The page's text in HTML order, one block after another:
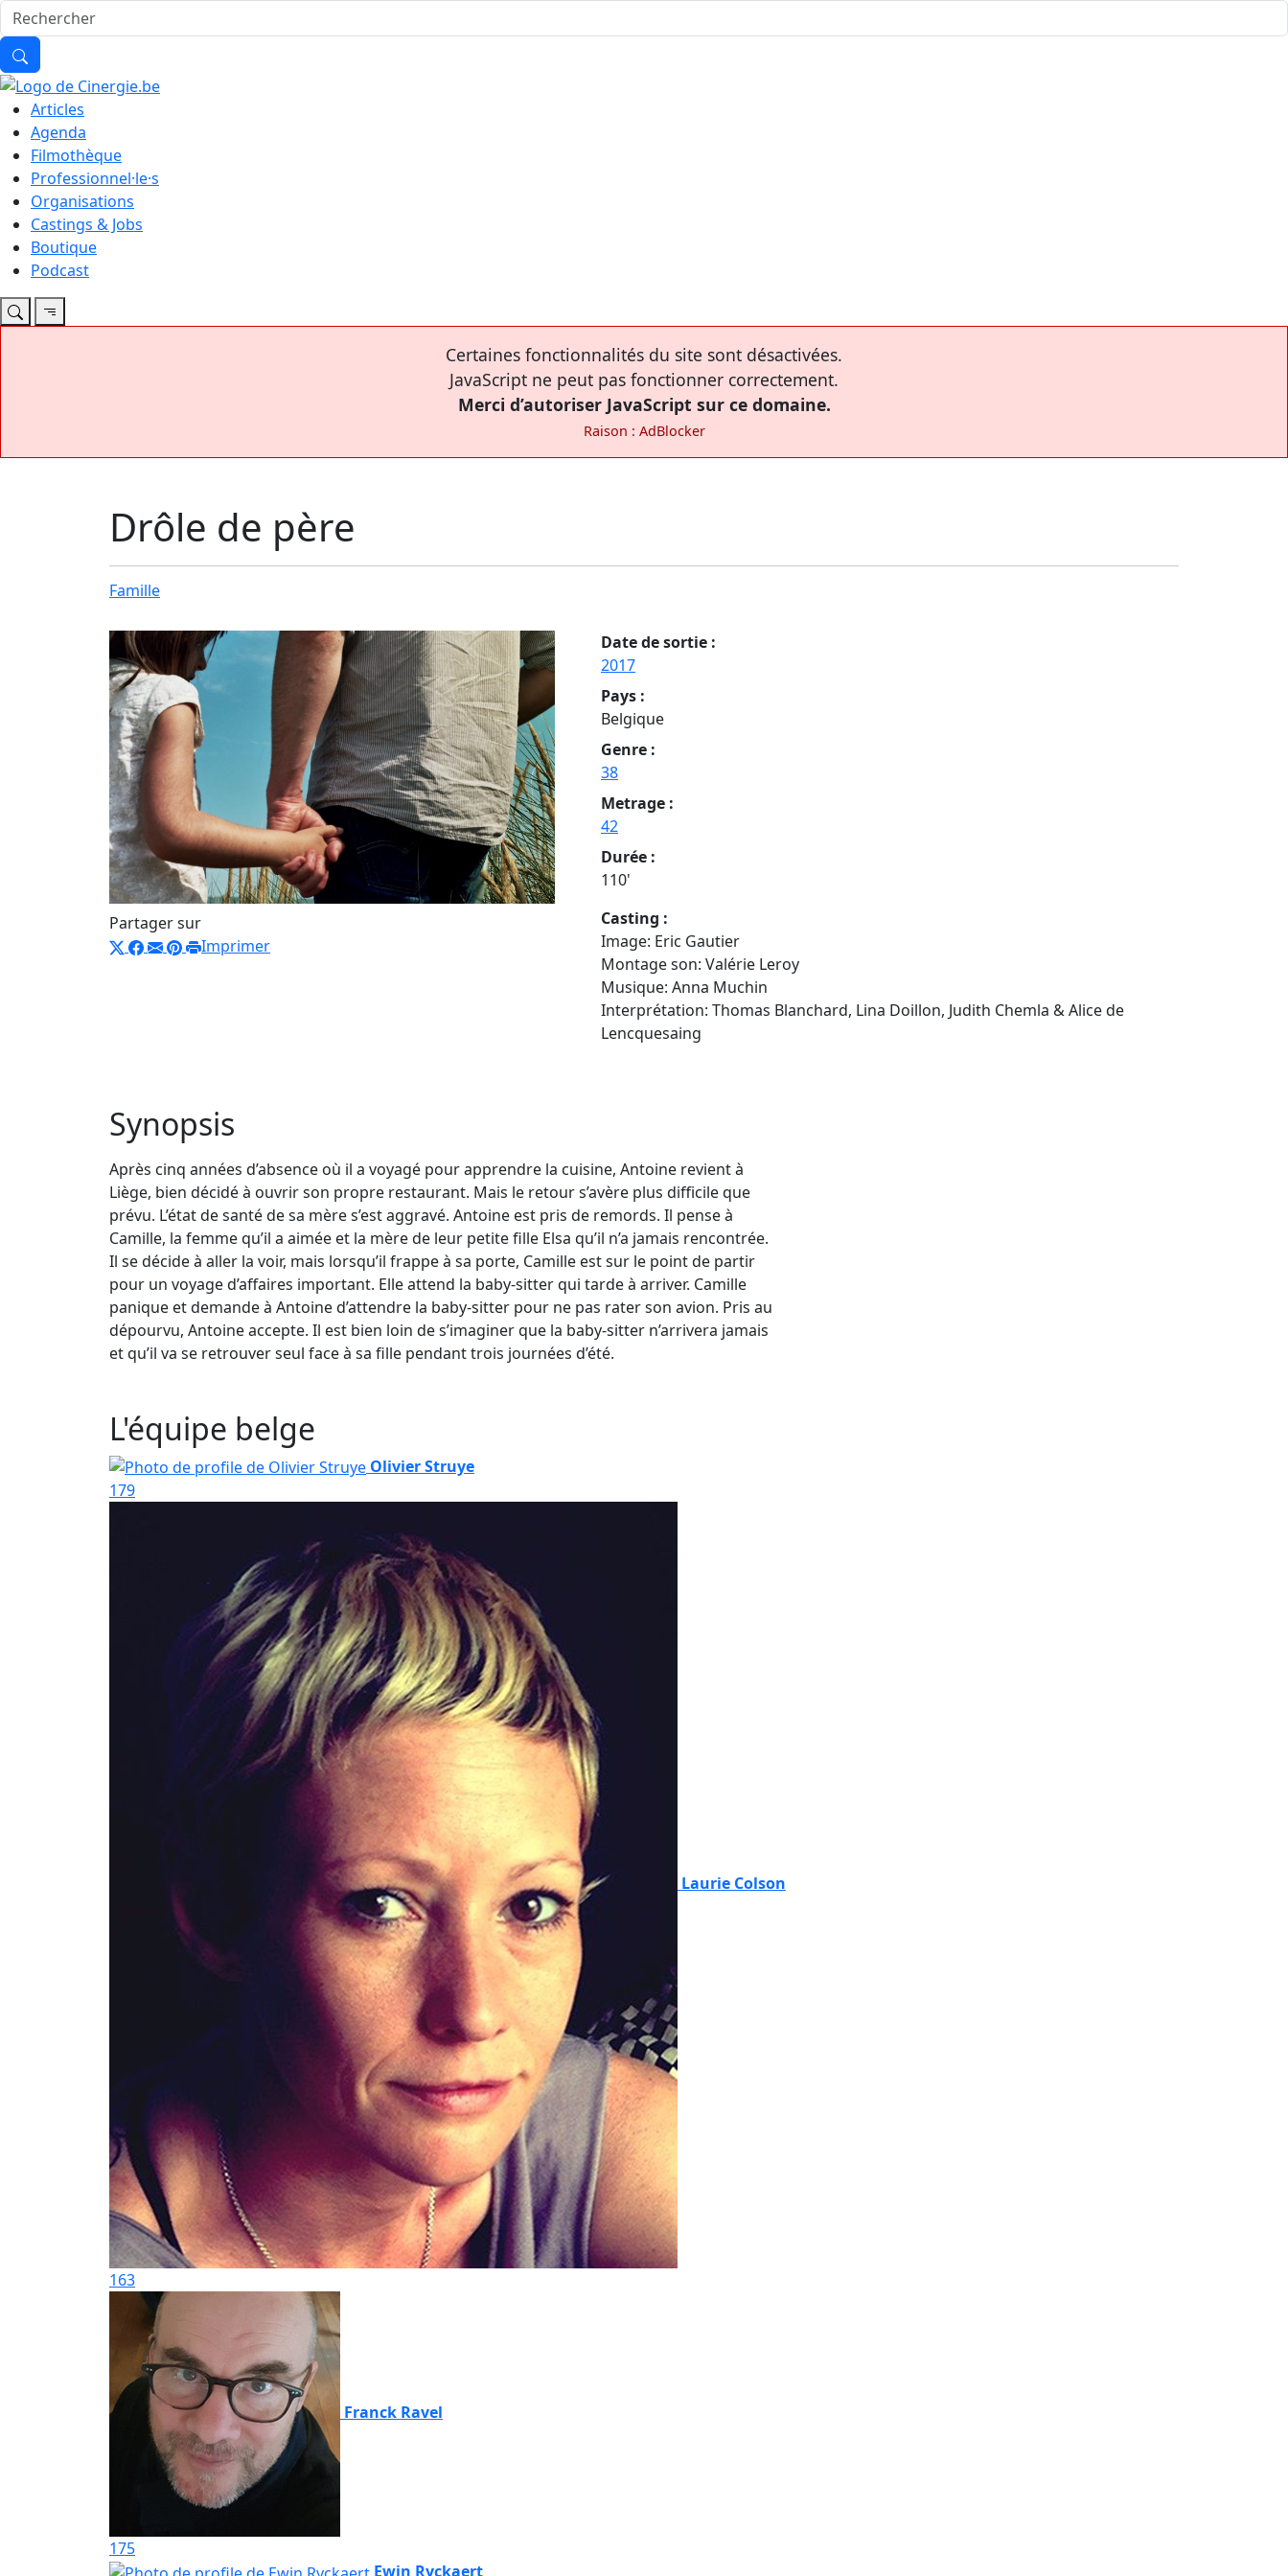
Articles
Agenda
Filmothèque
Professionnel·le·s
Organisations
Castings & Jobs
Boutique
Podcast
Certaines fonctionnalités du site sont désactivées.
JavaScript ne peut pas fonctionner correctement.
Merci d’autoriser JavaScript sur ce domaine.
Raison : AdBlocker
Drôle de père
Famille
Partager sur
Imprimer
Date de sortie :
2017
Pays :
Belgique
Genre :
38
Metrage :
42
Durée :
110'
Casting :
Image: Eric Gautier
Montage son: Valérie Leroy
Musique: Anna Muchin
Interprétation: Thomas Blanchard, Lina Doillon, Judith Chemla & Alice de
Lencquesaing
Synopsis
Après cinq années d’absence où il a voyagé pour apprendre la cuisine, Antoine revient à
Liège, bien décidé à ouvrir son propre restaurant. Mais le retour s’avère plus difficile que
prévu. L’état de santé de sa mère s’est aggravé. Antoine est pris de remords. Il pense à
Camille, la femme qu’il a aimée et la mère de leur petite fille Elsa qu’il n’a jamais rencontrée.
Il se décide à aller la voir, mais lorsqu’il frappe à sa porte, Camille est sur le point de partir
pour un voyage d’affaires important. Elle attend la baby-sitter qui tarde à arriver. Camille
panique et demande à Antoine d’attendre la baby-sitter pour ne pas rater son avion. Pris au
dépourvu, Antoine accepte. Il est bien loin de s’imaginer que la baby-sitter n’arrivera jamais
et qu’il va se retrouver seul face à sa fille pendant trois journées d’été.
L'équipe belge
Olivier Struye
179
Laurie Colson
163
Franck Ravel
175
Ewin Ryckaert